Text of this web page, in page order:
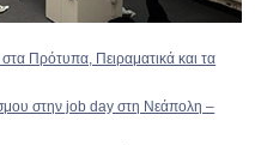
Πρότυπα, Πειραματικά και τα
στην job day στη Νεάπολη –